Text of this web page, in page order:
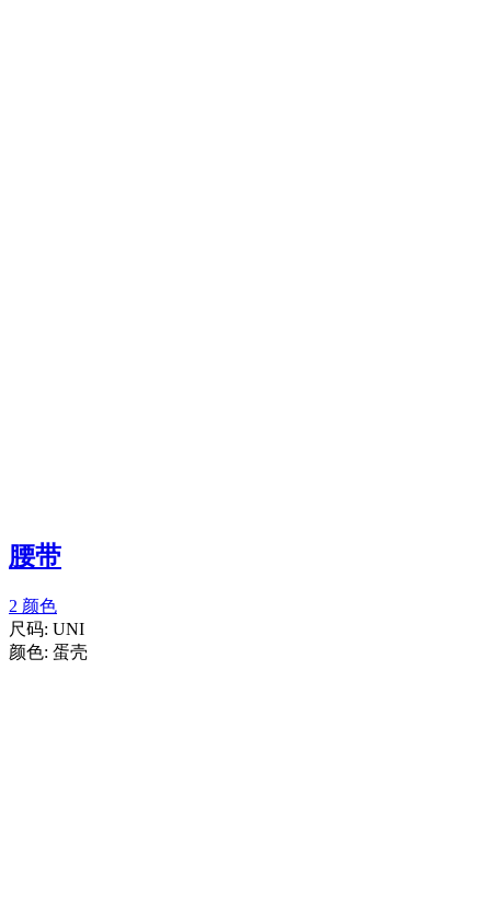
腰带
2 颜色
尺码: UNI
颜色: 蛋壳